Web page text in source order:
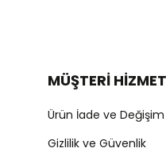
MÜŞTERİ
Ürün İade ve Değişim
Gizlilik ve Güvenlik